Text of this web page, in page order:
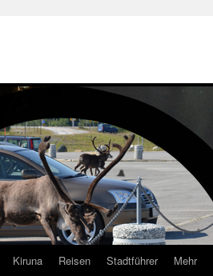
Kiruna Reisen Stadtführer Mehr